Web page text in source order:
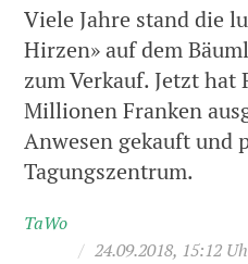
Viele Jahre stand die
Hirzen» auf dem
zum Verkauf. Jetzt hat
Millionen Franken
Anwesen gekauft und
Tagungszentrum.
TaWo
/ 24.09.2018, 15:12